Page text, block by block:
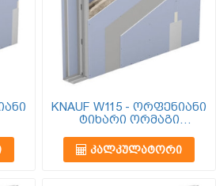
KNAUF W115 - ორფენიანი
ტიხარი ორმაგი
ᲙᲐᲚᲙᲣᲚᲐᲢᲝᲠᲘ